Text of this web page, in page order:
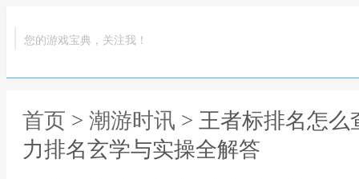
您的游戏宝典，关注我！
首页 > 潮游时讯 > 王者标排名怎
力排名玄学与实操全解答